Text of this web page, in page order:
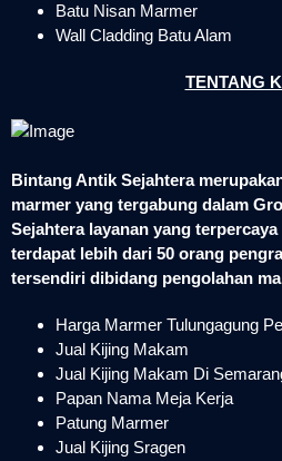
Batu Nisan Marmer
Wall Cladding Batu Alam
TENTANG
Bintang Antik Sejahtera
marmer yang tergabung dalam
Sejahtera layanan yang
terdapat lebih dari 50 orang
tersendiri dibidang pengolahan
Harga Marmer Tulungagung
Jual Kijing Makam
Jual Kijing Makam Di
Papan Nama Meja Kerja
Patung Marmer
Jual Kijing Sragen